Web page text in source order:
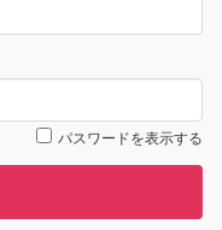
パスワードを表示する